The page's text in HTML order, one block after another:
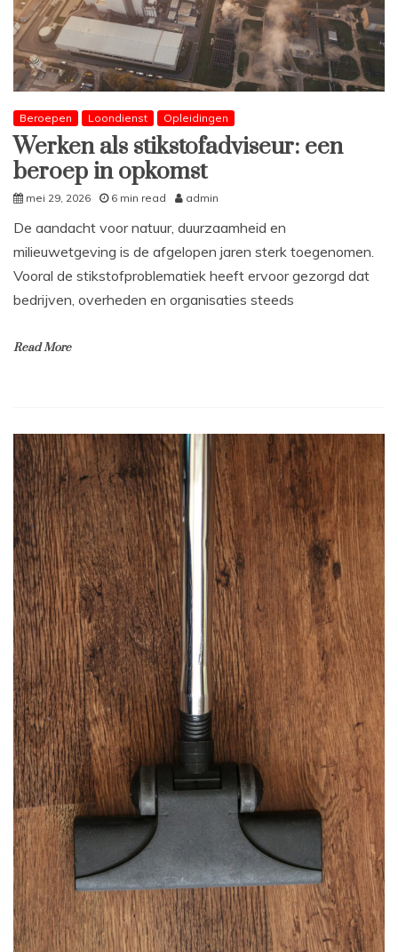
Beroepen Loondienst Opleidingen
Werken als stikstofadviseur: een
beroep in opkomst
mei 29, 2026 6 min read admin
De aandacht voor natuur, duurzaamheid en
milieuwetgeving is de afgelopen jaren sterk toegenomen.
Vooral de stikstofproblematiek heeft ervoor gezorgd dat
bedrijven, overheden en organisaties steeds
Read More